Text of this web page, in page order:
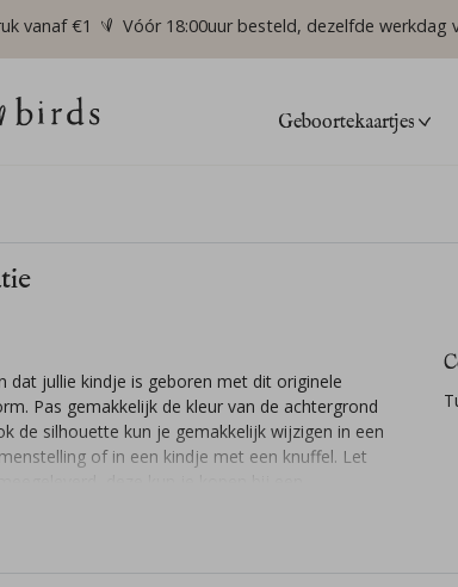
vanaf €1 Vóór 18:00uur besteld, dezelfde werkdag
Geboortekaartjes
dat jullie kindje is geboren met dit originele
Pas gemakkelijk de kleur van de achtergrond
de silhouette kun je gemakkelijk wijzigen in een
of in een kindje met een knuffel. Let